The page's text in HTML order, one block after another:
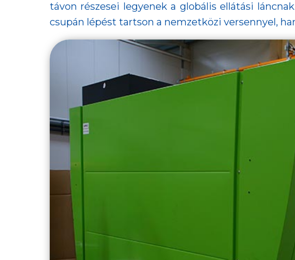
távon részesei legyenek a globális ellátási
csupán lépést tartson a nemzetközi versennyel,